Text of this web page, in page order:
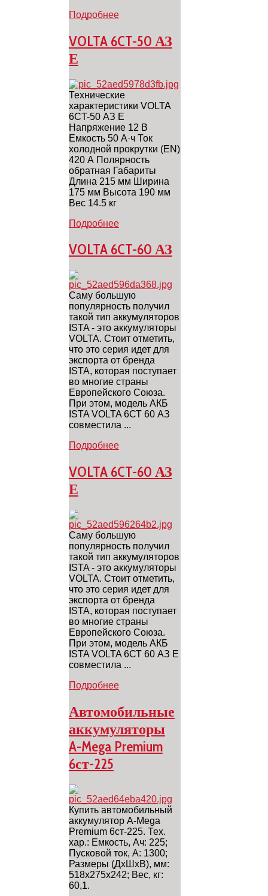
Подробнее
VOLTA 6CT-50 АЗ
Е
Технические
характеристики VOLTA
6CT-50 АЗ Е
Напряжение 12 В
Емкость 50 А·ч Ток
холодной прокрутки (EN)
420 А Полярность
обратная Габариты
Длина 215 мм Ширина
175 мм Высота 190 мм
Вес 14.5 кг
Подробнее
VOLTA 6CT-60 АЗ
Саму большую
популярность получил
такой тип аккумуляторов
ISTA - это аккумуляторы
VOLTA. Стоит отметить,
что это серия идет для
экспорта от бренда
ISTA, которая поступает
во многие страны
Европейского Союза.
При этом, модель АКБ
ISTA VOLTA 6СТ 60 АЗ
совместила ...
Подробнее
VOLTA 6CT-60 АЗ
Е
Саму большую
популярность получил
такой тип аккумуляторов
ISTA - это аккумуляторы
VOLTA. Стоит отметить,
что это серия идет для
экспорта от бренда
ISTA, которая поступает
во многие страны
Европейского Союза.
При этом, модель АКБ
ISTA VOLTA 6СТ 60 АЗ Е
совместила ...
Подробнее
Автомобильные
аккумуляторы
A-Mega Premium
6ст-225
Купить автомобильный
аккумулятор A-Mega
Premium 6ст-225. Тех.
хар.: Емкость, Ач: 225;
Пусковой ток, А: 1300;
Размеры (ДхШхВ), мм:
518х275х242; Вес, кг:
60,1.